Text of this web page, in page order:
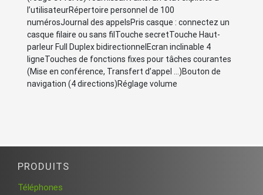
l’utilisateurRépertoire personnel de 100
numérosJournal des appelsPris casque : connectez un
casque filaire ou sans filTouche secretTouche Haut-
parleur Full Duplex bidirectionnelEcran inclinable 4
ligneTouches de fonctions fixes pour tâches courantes
(Mise en conférence, Transfert d’appel …)Bouton de
navigation (4 directions)Réglage volume
PRODUITS
Téléphones